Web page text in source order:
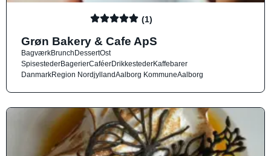
(1)
Grøn Bakery & Cafe ApS
BagværkBrunchDessertOst
SpisestederBagerierCaféerDrikkestederKaffebarer
DanmarkRegion NordjyllandAalborg KommuneAalborg